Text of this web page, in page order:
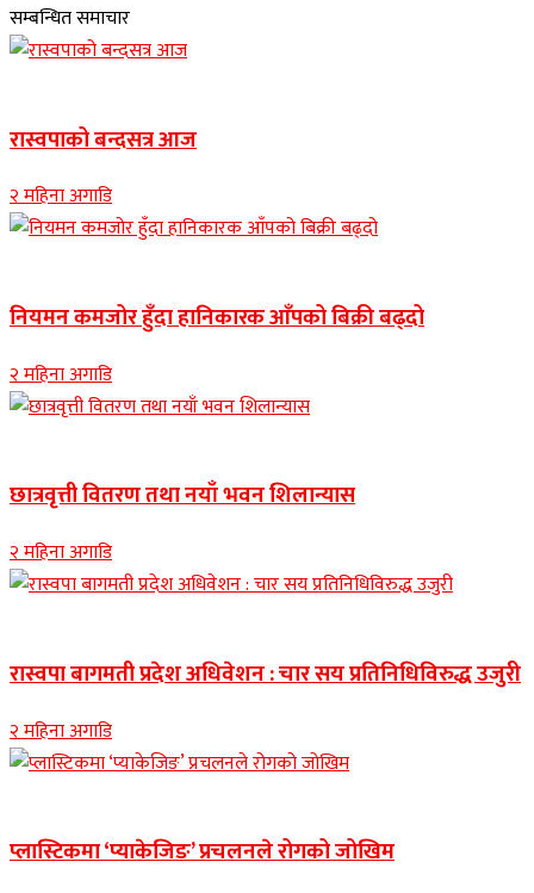
सम्बन्धित समाचार
रास्वपाको बन्दसत्र आज
२ महिना अगाडि
नियमन कमजोर हुँदा हानिकारक आँपको बिक्री बढ्दो
२ महिना अगाडि
छात्रवृत्ती वितरण तथा नयाँ भवन शिलान्यास
२ महिना अगाडि
रास्वपा बागमती प्रदेश अधिवेशन : चार सय प्रतिनिधिविरुद्ध उजुरी
२ महिना अगाडि
प्लास्टिकमा ‘प्याकेजिङ’ प्रचलनले रोगको जोखिम